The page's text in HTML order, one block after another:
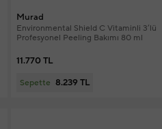
Murad
Environmental Shield C Vitaminli 3’lü
Profesyonel Peeling Bakımı 80 ml
11.770 TL
Sepette 8.239 TL